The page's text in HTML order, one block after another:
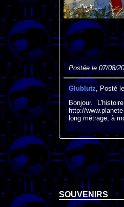
Postée le 07/08/
Glublutz , Posté
Bonjour.
http://
long métrage, à
SOUVENIRS